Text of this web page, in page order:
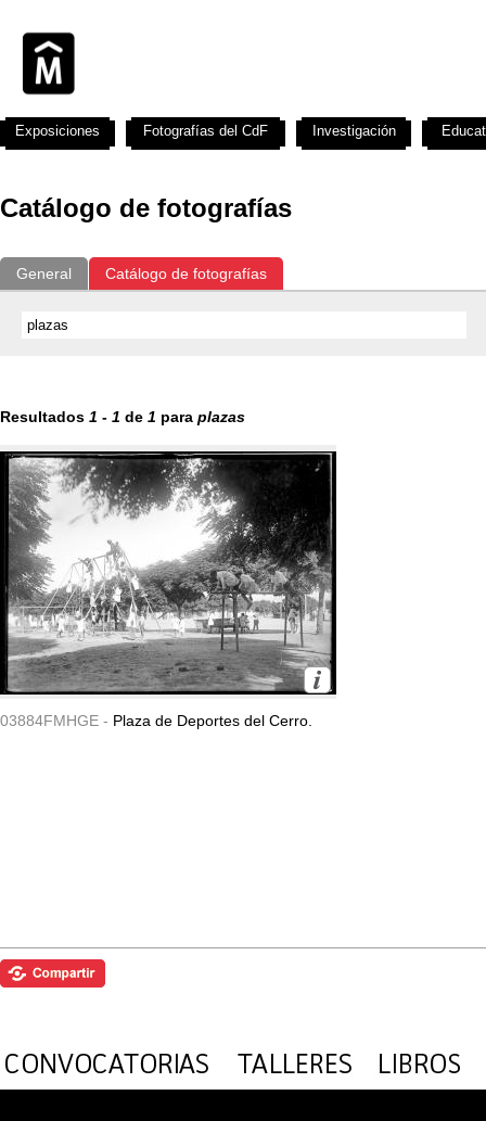
Catálogo de fotografías
General Catálogo de fotografías
Resultados 1 - 1 de 1 para plazas
03884FMHGE - Plaza de Deportes del Cerro.
Exposiciones Fotografías del CdF Investigación